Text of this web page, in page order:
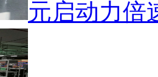
元启动力倍